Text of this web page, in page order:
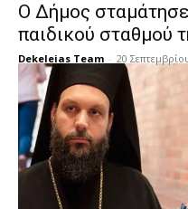
Ο Δήμος σταμάτησε
παιδικού σταθμού
Dekeleias Team - 20